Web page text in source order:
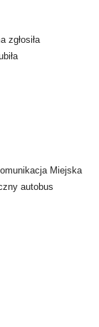
zgłosiła
Miejska
autobus